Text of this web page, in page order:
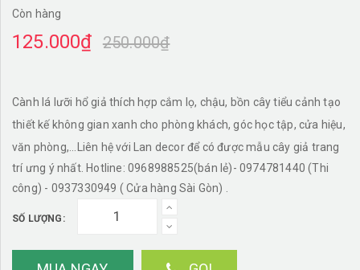
Còn hàng
125.000₫ 250.000₫
Cành lá lưỡi hổ giả thích hợp cắm lọ, chậu, bồn cây tiểu cảnh tạo
thiết kế không gian xanh cho phòng khách, góc học tập, cửa hiệu,
văn phòng,...
Liên hệ với Lan decor để có được mẫu cây giả trang
trí ưng ý nhất. Hotline: 0968988525(bán lẻ)- 0974781440 (Thi
công) - 0937330949 ( Cửa hàng Sài Gòn) .
SỐ LƯỢNG: